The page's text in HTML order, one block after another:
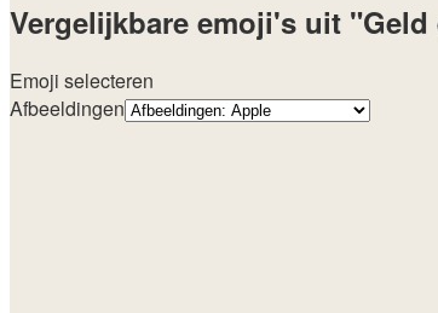
Vergelijkbare emoji's uit
Emoji selecteren
Afbeeldingen